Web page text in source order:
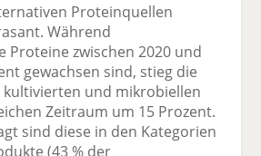
Proteinquellen
Während
Proteine zwischen 2020 und
gewachsen sind, stieg die
kultivierten und mikrobiellen
Zeitraum um 15 Prozent.
sind diese in den Kategorien
(43 % der